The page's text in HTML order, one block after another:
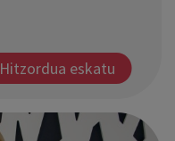
Hitzordua eskatu